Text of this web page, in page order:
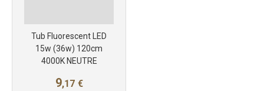
Tub Fluorescent LED
15w (36w) 120cm
4000K NEUTRE
9,17 €